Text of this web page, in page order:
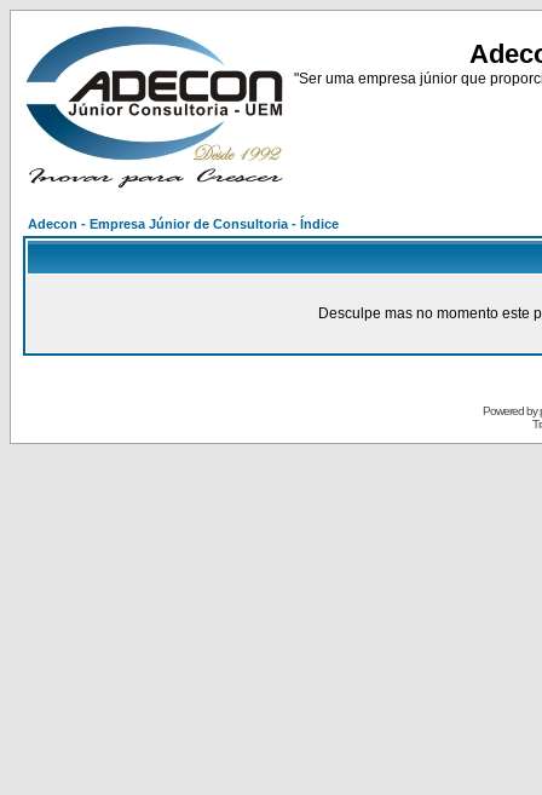
"Ser uma empresa júnior que
Adecon - Empresa Júnior de Consultoria - Índice
Desculpe mas no momento este
Powered by